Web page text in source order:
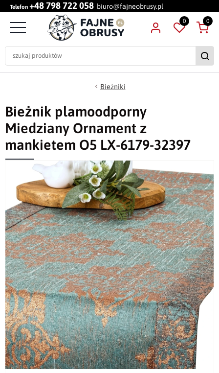
Telefon +48 798 722 058 biuro@fajneobrusy.pl
0 0
Bieżniki
Bieżnik plamoodporny
Miedziany Ornament z
mankietem O5 LX-6179-32397